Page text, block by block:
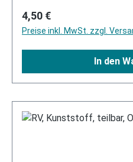
Regulärer Preis:
4,50 €
Preise inkl. MwSt. zzgl.
In den